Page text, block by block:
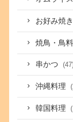
お好み焼
焼鳥・鳥
串かつ
沖縄料理
韓国料理